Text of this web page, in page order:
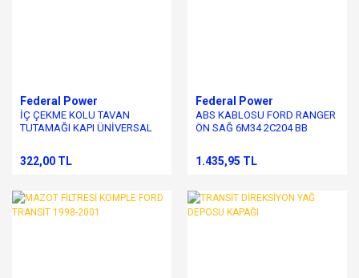
Federal Power
İÇ ÇEKME KOLU TAVAN
TUTAMAĞI KAPI ÜNİVERSAL
322,00 TL
Federal Power
ABS KABLOSU FORD RANGER
ÖN SAĞ 6M34 2C204 BB
1.435,95 TL